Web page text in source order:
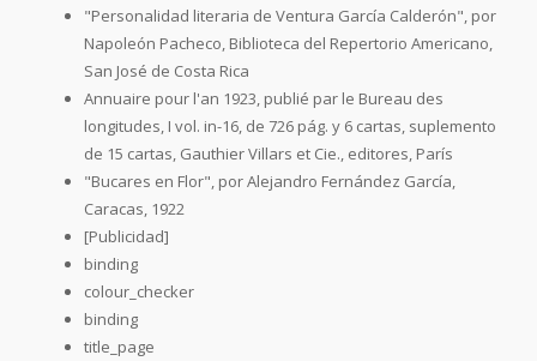
"Personalidad literaria de Ventura García Calderón", por
Napoleón Pacheco, Biblioteca del Repertorio Americano,
San José de Costa Rica
Annuaire pour l'an 1923, publié par le Bureau des
longitudes, I vol. in-16, de 726 pág. y 6 cartas, suplemento
de 15 cartas, Gauthier Villars et Cie., editores, París
"Bucares en Flor", por Alejandro Fernández García,
Caracas, 1922
[Publicidad]
binding
colour_checker
binding
title_page